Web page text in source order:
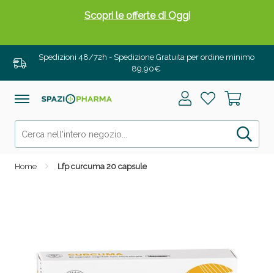
Spedizioni 48/72h - Spedizione Gratuita per ordine minimo
89,90€
Home Lfp curcuma 20 capsule
Scopri le offerte di Oggi